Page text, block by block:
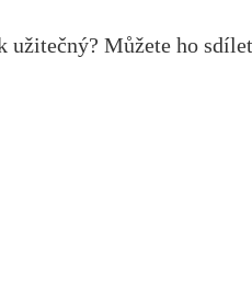
užitečný? Můžete ho